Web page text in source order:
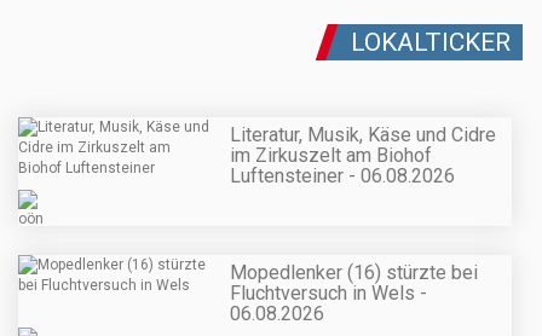
LOKALTICKER
Literatur, Musik, Käse und Cidre
im Zirkuszelt am Biohof
Luftensteiner - 06.08.2026
Mopedlenker (16) stürzte bei
Fluchtversuch in Wels -
06.08.2026